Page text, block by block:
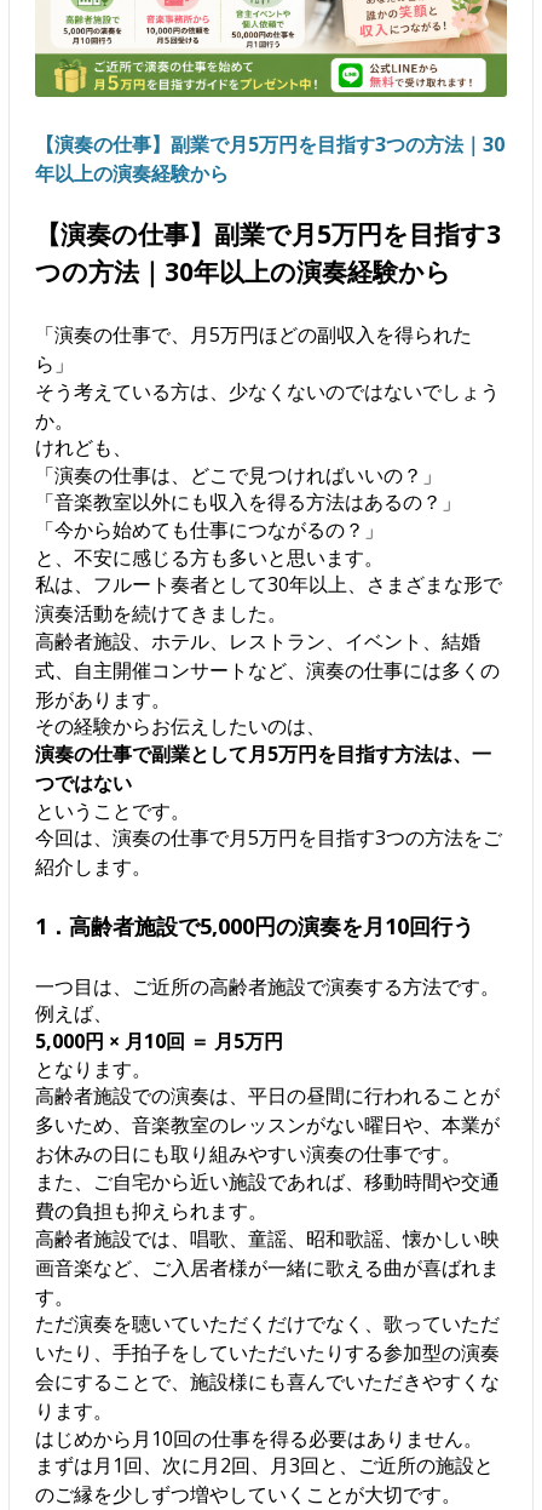
【演奏の仕事】副業で月5万円を目指す3つの方法｜30
年以上の演奏経験から
【演奏の仕事】副業で月5万円を目指す3
つの方法｜30年以上の演奏経験から
「演奏の仕事で、月5万円ほどの副収入を得られた
ら」
そう考えている方は、少なくないのではないでしょう
か。
けれども、
「演奏の仕事は、どこで見つければいいの？」
「音楽教室以外にも収入を得る方法はあるの？」
「今から始めても仕事につながるの？」
と、不安に感じる方も多いと思います。
私は、フルート奏者として30年以上、さまざまな形で
演奏活動を続けてきました。
高齢者施設、ホテル、レストラン、イベント、結婚
式、自主開催コンサートなど、演奏の仕事には多くの
形があります。
その経験からお伝えしたいのは、
演奏の仕事で副業として月5万円を目指す方法は、一
つではない
ということです。
今回は、演奏の仕事で月5万円を目指す3つの方法をご
紹介します。
1．高齢者施設で5,000円の演奏を月10回行う
一つ目は、ご近所の高齢者施設で演奏する方法です。
例えば、
5,000円 × 月10回 ＝ 月5万円
となります。
高齢者施設での演奏は、平日の昼間に行われることが
多いため、音楽教室のレッスンがない曜日や、本業が
お休みの日にも取り組みやすい演奏の仕事です。
また、ご自宅から近い施設であれば、移動時間や交通
費の負担も抑えられます。
高齢者施設では、唱歌、童謡、昭和歌謡、懐かしい映
画音楽など、ご入居者様が一緒に歌える曲が喜ばれま
す。
ただ演奏を聴いていただくだけでなく、歌っていただ
いたり、手拍子をしていただいたりする参加型の演奏
会にすることで、施設様にも喜んでいただきやすくな
ります。
はじめから月10回の仕事を得る必要はありません。
まずは月1回、次に月2回、月3回と、ご近所の施設と
のご縁を少しずつ増やしていくことが大切です。